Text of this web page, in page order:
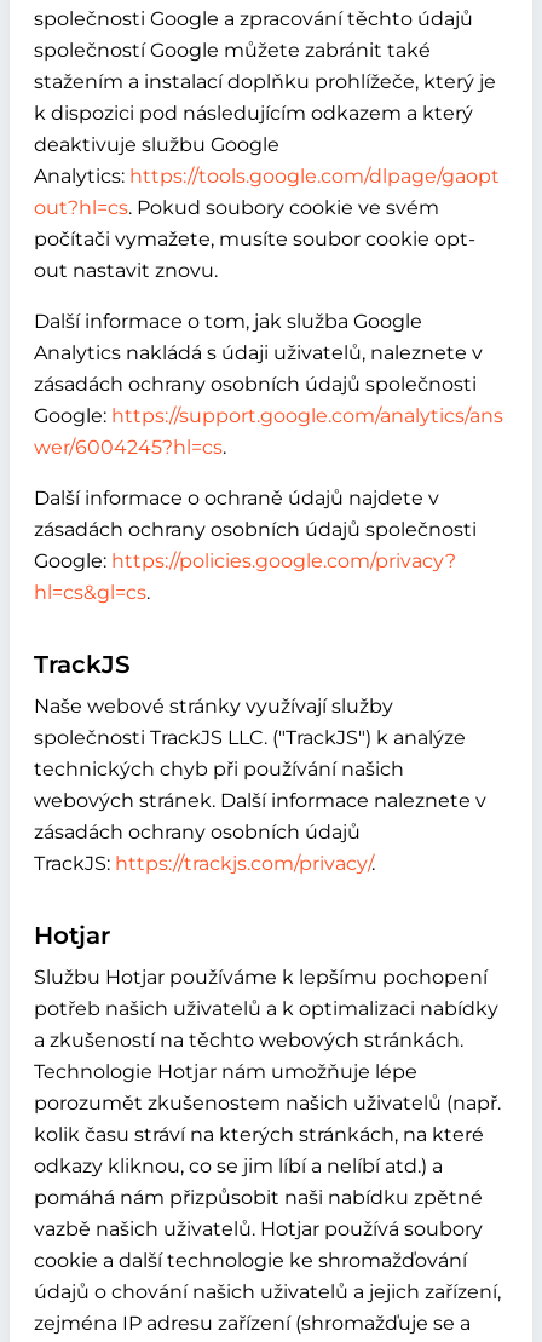
společnosti Google a zpracování těchto údajů
společností Google můžete zabránit také
stažením a instalací doplňku prohlížeče, který je
k dispozici pod následujícím odkazem a který
deaktivuje službu Google
Analytics: https://tools.google.com/dlpage/gaopt
out?hl=cs. Pokud soubory cookie ve svém
počítači vymažete, musíte soubor cookie opt-
out nastavit znovu.
Další informace o tom, jak služba Google
Analytics nakládá s údaji uživatelů, naleznete v
zásadách ochrany osobních údajů společnosti
Google: https://support.google.com/analytics/ans
wer/6004245?hl=cs.
Další informace o ochraně údajů najdete v
zásadách ochrany osobních údajů společnosti
Google: https://policies.google.com/privacy?
hl=cs&gl=cs.
TrackJS
Naše webové stránky využívají služby
společnosti TrackJS LLC. ("TrackJS") k analýze
technických chyb při používání našich
webových stránek. Další informace naleznete v
zásadách ochrany osobních údajů
TrackJS: https://trackjs.com/privacy/.
Hotjar
Službu Hotjar používáme k lepšímu pochopení
potřeb našich uživatelů a k optimalizaci nabídky
a zkušeností na těchto webových stránkách.
Technologie Hotjar nám umožňuje lépe
porozumět zkušenostem našich uživatelů (např.
kolik času stráví na kterých stránkách, na které
odkazy kliknou, co se jim líbí a nelíbí atd.) a
pomáhá nám přizpůsobit naši nabídku zpětné
vazbě našich uživatelů. Hotjar používá soubory
cookie a další technologie ke shromažďování
údajů o chování našich uživatelů a jejich zařízení,
zejména IP adresu zařízení (shromažďuje se a